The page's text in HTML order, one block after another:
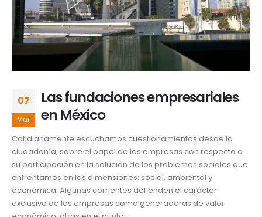
07
Mar
Las fundaciones empresariales
en México
Cotidianamente escuchamos cuestionamientos desde la
ciudadanía, sobre el papel de las empresas con respecto a
su participación en la solución de los problemas sociales que
enfrentamos en las dimensiones: social, ambiental y
económica. Algunas corrientes defienden el carácter
exclusivo de las empresas como generadoras de valor